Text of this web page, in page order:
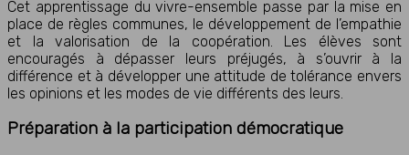
Cet apprentissage du vivre-ensemble passe par la mise en
place de règles communes, le développement de l’empathie
et la valorisation de la coopération. Les élèves sont
encouragés à dépasser leurs préjugés, à s’ouvrir à la
différence et à développer une attitude de tolérance envers
les opinions et les modes de vie différents des leurs.
Préparation à la participation démocratique